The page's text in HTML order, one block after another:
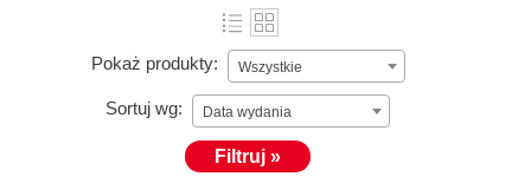
Pokaż produkty: Wszystkie
Sortuj wg: Data wydania
Filtruj »